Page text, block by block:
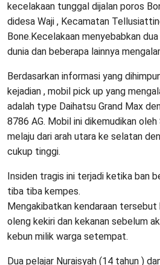
kecelakaan tunggal dijalan poros
didesa Waji , Kecamatan
Bone.Kecelakaan menyebabkan
dunia dan beberapa lainnya
Berdasarkan informasi yang
kejadian , mobil pick up yang
adalah type Daihatsu Grand Max
8786 AG. Mobil ini dikemudikan
melaju dari arah utara ke selatan
cukup tinggi.
Insiden tragis ini terjadi ketika ban
tiba tiba kempes.
Mengakibatkan kendaraan tersebut
oleng kekiri dan kekanan sebelum
kebun milik warga setempat.
Dua pelajar Nuraisyah (14 tahun )